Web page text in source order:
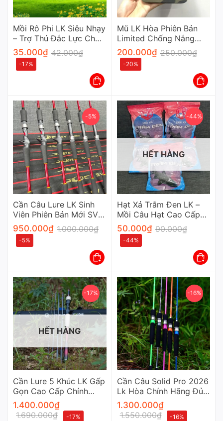
Mồi Rô Phi LK Siêu Nhạy
– Trợ Thủ Đắc Lực Cho
Mọi Cần Thủ Chuyên
Nghiệp
35.000₫ 42.000₫
-17%
Mũ LK Hòa Phiên Bản
Limited Chống Nắng
Cao Cấp Cho Cần Thủ
200.000₫ 250.000₫
-20%
-5%
Cần Câu Lure LK Sinh
Viên Phiên Bản Mới SV
Carbon Xoắn Khoen Fuji
950.000₫ 1.000.000₫
-5%
-44%
HẾT HÀNG
Hạt Xả Trắm Đen LK –
Mồi Câu Hạt Cao Cấp
Chuyên Dụng Cho Cần
Thủ
50.000₫ 90.000₫
-44%
-17%
HẾT HÀNG
Cần Lure 5 Khúc LK Gấp
Gọn Cao Cấp Chính
Hãng
1.400.000₫
1.690.000₫ -17%
-16%
Cần Câu Solid Pro 2026
Lk Hòa Chính Hãng Đủ
Màu Cao Cấp
1.300.000₫
1.550.000₫ -16%